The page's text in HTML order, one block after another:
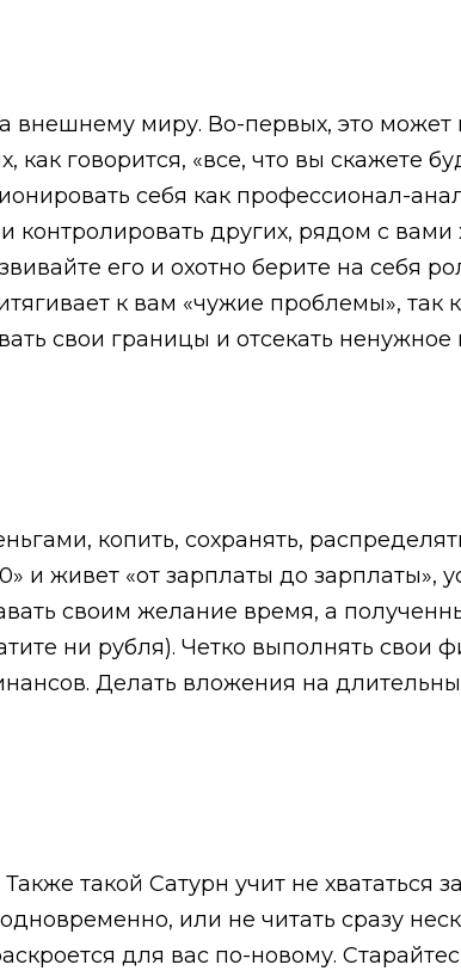
внешнему миру. Во-первых, это может
говорится, «все, что вы скажете
себя как профессионал-
других, рядом с вами
его и охотно берите на себя
к вам «чужие проблемы», так
свои границы и отсекать ненужное
копить, сохранять,
и живет «от зарплаты до зарплаты»,
своим желание время, а
ни рубля). Четко выполнять свои
Делать вложения на
такой Сатурн учит не хвататься
или не читать сразу
для вас по-новому.